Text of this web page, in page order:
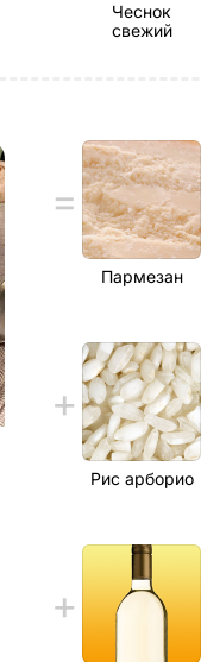
Чеснок
свежий
Пармезан
Рис арборио